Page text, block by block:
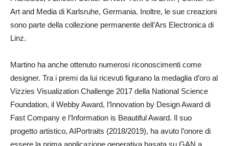
Art and Media di Karlsruhe, Germania. Inoltre, le sue creazioni
sono parte della collezione permanente dell’Ars Electronica di
Linz.
Martino ha anche ottenuto numerosi riconoscimenti come
designer. Tra i premi da lui ricevuti figurano la medaglia d’oro al
Vizzies Visualization Challenge 2017 della National Science
Foundation, il Webby Award, l’Innovation by Design Award di
Fast Company e l’Information is Beautiful Award. Il suo
progetto artistico, AIPortraits (2018/2019), ha avuto l’onore di
essere la prima applicazione generativa basata su GAN a